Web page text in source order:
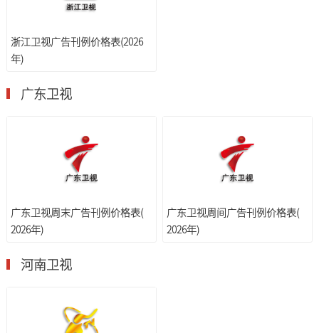
浙江卫视广告刊例价格表(2026
年)
广东卫视
广东卫视周末广告刊例价格表(
2026年)
广东卫视周间广告刊例价格表(
2026年)
河南卫视